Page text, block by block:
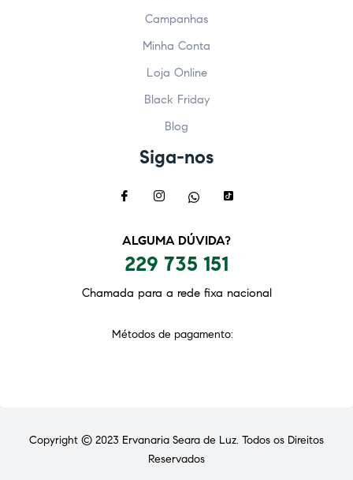
Campanhas
Minha Conta
Loja Online
Black Friday
Blog
Siga-nos
ALGUMA DÚVIDA?
229 735 151
Chamada para a rede fixa nacional
Métodos de pagamento:
Copyright © 2023 Ervanaria Seara de Luz. Todos os Direitos
Reservados